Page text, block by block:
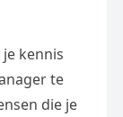
kennis
te
die je